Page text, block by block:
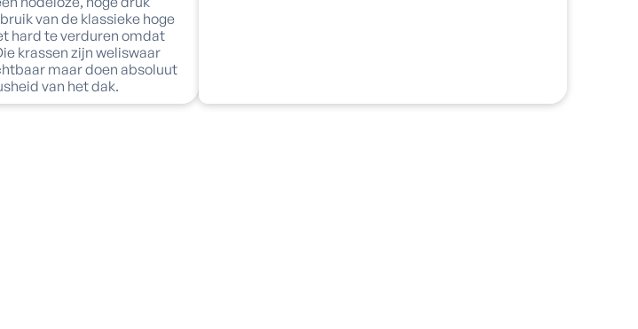
van de klassieke hoge
hard te verduren omdat
krassen zijn weliswaar
maar doen absoluut
van het dak.